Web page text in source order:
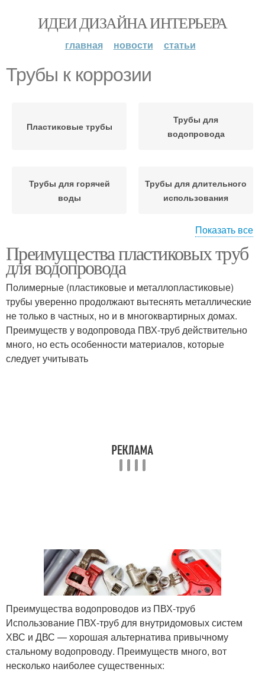
ИДЕИ ДИЗАЙНА ИНТЕРЬЕРА
главная новости статьи
Трубы к коррозии
Пластиковые трубы
Трубы для
водопровода
Трубы для горячей
воды
Трубы для длительного
использования
Трубы в системах
трубы
Трубы для горячего Водопроводные трубы
Показать все
Преимущества пластиковых труб
для водопровода
Полимерные (пластиковые и металлопластиковые)
трубы уверенно продолжают вытеснять металлические
не только в частных, но и в многоквартирных домах.
Преимуществ у водопровода ПВХ-труб действительно
много, но есть особенности материалов, которые
следует учитывать
Преимущества водопроводов из ПВХ-труб
Использование ПВХ-труб для внутридомовых систем
ХВС и ДВС — хорошая альтернатива привычному
стальному водопроводу. Преимуществ много, вот
несколько наиболее существенных: